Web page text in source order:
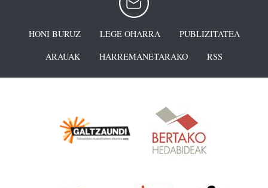
HONI BURUZ LEGE OHARRA
PUBLIZITATEA
ARAUAK
HARREMANETARAKO RSS